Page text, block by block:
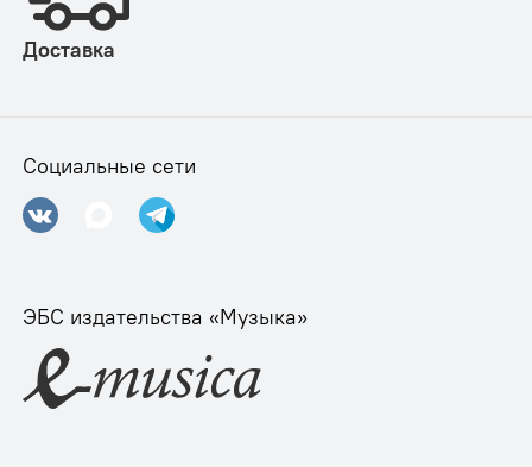
Доставка
Социальные сети
ЭБС издательства «Музыка»